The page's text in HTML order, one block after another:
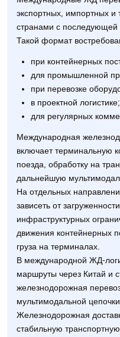
экспортных, импортных и
странами с последующей
Такой формат
при контейнерных
для промышленной
при перевозке
в проектной логистике;
для регулярных
Международная
включает терминальную
поезда, обработку на
дальнейшую
На отдельных
зависеть от
инфраструктурных
движения контейнерных
груза на терминалах.
В международной ЖД-
маршруты через Китай и
железнодорожная
мультимодальной
Железнодорожная
стабильную